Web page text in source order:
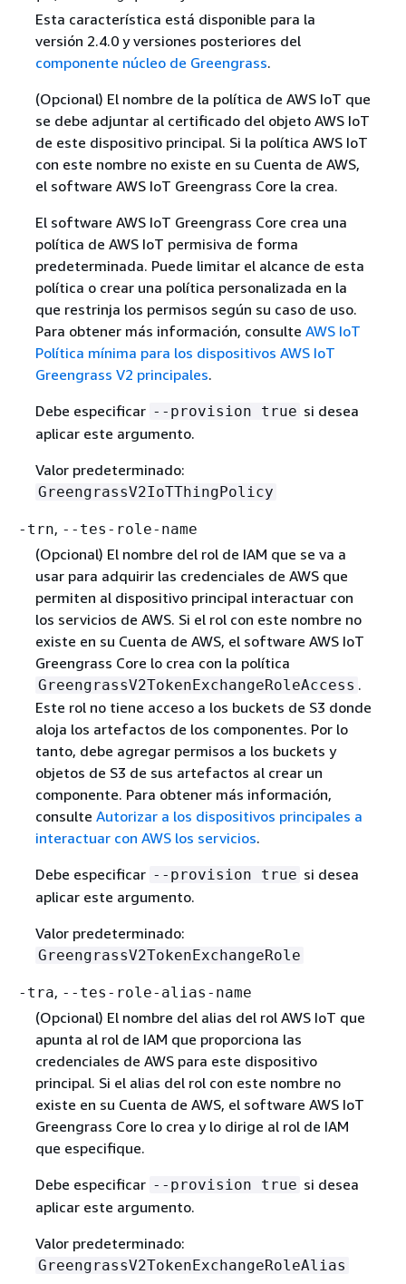
Esta característica está disponible para la
versión 2.4.0 y versiones posteriores del
componente núcleo de Greengrass.
(Opcional) El nombre de la política de AWS IoT que
se debe adjuntar al certificado del objeto AWS IoT
de este dispositivo principal. Si la política AWS IoT
con este nombre no existe en su Cuenta de AWS,
el software AWS IoT Greengrass Core la crea.
El software AWS IoT Greengrass Core crea una
política de AWS IoT permisiva de forma
predeterminada. Puede limitar el alcance de esta
política o crear una política personalizada en la
que restrinja los permisos según su caso de uso.
Para obtener más información, consulte AWS IoT
Política mínima para los dispositivos AWS IoT
Greengrass V2 principales.
Debe especificar --provision true si desea
aplicar este argumento.
Valor predeterminado:
GreengrassV2IoTThingPolicy
-trn, --tes-role-name
(Opcional) El nombre del rol de IAM que se va a
usar para adquirir las credenciales de AWS que
permiten al dispositivo principal interactuar con
los servicios de AWS. Si el rol con este nombre no
existe en su Cuenta de AWS, el software AWS IoT
Greengrass Core lo crea con la política
GreengrassV2TokenExchangeRoleAccess .
Este rol no tiene acceso a los buckets de S3 donde
aloja los artefactos de los componentes. Por lo
tanto, debe agregar permisos a los buckets y
objetos de S3 de sus artefactos al crear un
componente. Para obtener más información,
consulte Autorizar a los dispositivos principales a
interactuar con AWS los servicios.
Debe especificar --provision true si desea
aplicar este argumento.
Valor predeterminado:
GreengrassV2TokenExchangeRole
-tra, --tes-role-alias-name
(Opcional) El nombre del alias del rol AWS IoT que
apunta al rol de IAM que proporciona las
credenciales de AWS para este dispositivo
principal. Si el alias del rol con este nombre no
existe en su Cuenta de AWS, el software AWS IoT
Greengrass Core lo crea y lo dirige al rol de IAM
que especifique.
Debe especificar --provision true si desea
aplicar este argumento.
Valor predeterminado:
GreengrassV2TokenExchangeRoleAlias